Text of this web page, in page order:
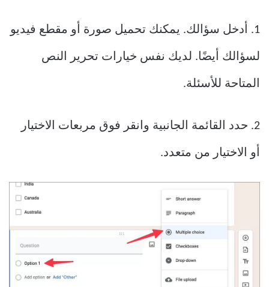
1. أدخل سؤالك. يمكنك تحميل صورة أو مقطع فيديو
لسؤالك أيضًا. لديك نفس خيارات تحرير النص
المتاحة للأسئلة.
2. حدد القائمة الجانبية وانقر فوق مربعات الاختيار
أو الاختيار من متعدد.